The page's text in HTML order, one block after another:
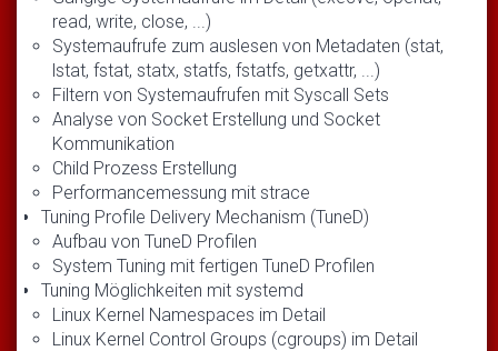
read, write, close, ...)
Systemaufrufe zum auslesen von Metadaten (stat,
lstat, fstat, statx, statfs, fstatfs, getxattr, ...)
Filtern von Systemaufrufen mit Syscall Sets
Analyse von Socket Erstellung und Socket
Kommunikation
Child Prozess Erstellung
Performancemessung mit strace
Tuning Profile Delivery Mechanism (TuneD)
Aufbau von TuneD Profilen
System Tuning mit fertigen TuneD Profilen
Tuning Möglichkeiten mit systemd
Linux Kernel Namespaces im Detail
Linux Kernel Control Groups (cgroups) im Detail